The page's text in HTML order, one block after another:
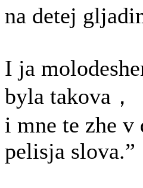
na detej
I ja
byla takova，
i mne te zhe v
pelisja slova.”